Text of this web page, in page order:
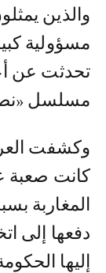
والذين
مسؤولية
تحدثت عن
مسلسل
وكشفت
كانت صعبة
المغاربة
دفعها إلى
إليها